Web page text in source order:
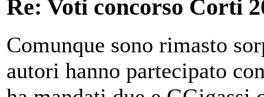
Re: Voti concorso Corti
Comunque sono rimasto
autori hanno partecipato